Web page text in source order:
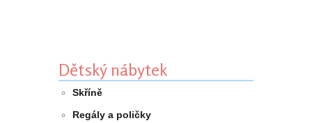
Dětský nábytek
Skříně
Regály a poličky